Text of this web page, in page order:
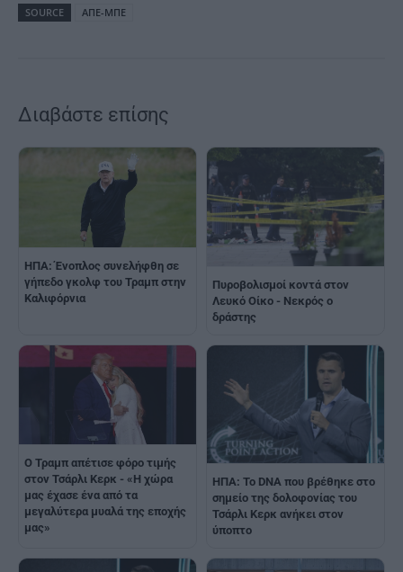
SOURCE
ΑΠΕ-ΜΠΕ
Διαβάστε επίσης
ΗΠΑ: Ένοπλος συνελήφθη σε
γήπεδο γκολφ του Τραμπ στην
Καλιφόρνια
Πυροβολισμοί κοντά στον
Λευκό Οίκο - Νεκρός ο
δράστης
Ο Τραμπ απέτισε φόρο τιμής
στον Τσάρλι Κερκ - «Η χώρα
μας έχασε ένα από τα
μεγαλύτερα μυαλά της εποχής
μας»
ΗΠΑ: Το DNA που βρέθηκε στο
σημείο της δολοφονίας του
Τσάρλι Κερκ ανήκει στον
ύποπτο